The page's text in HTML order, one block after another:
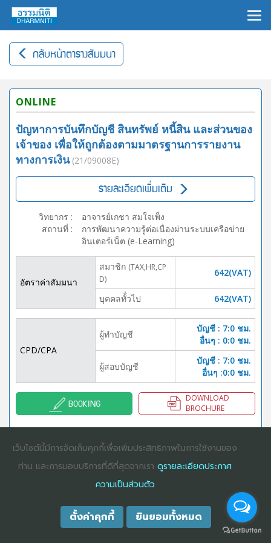
กลับหน้าตารางสัมมนา
ONLINE
ปัญหาการบันทึกบัญชี สินทรัพย์ หนี้สิน และส่วนของ
เจ้าของ เพื่อให้ถูกต้องตามมาตรฐานการรายงาน
ทางการเงิน (21/09008E)
รายละเอียดเพิ่มเติม
วิทยากร :
อาจารย์เกชา สมใจเพ็ง
สถานที่ :
การพัฒนาความรู้ต่อเนื่องผ่านระบบเครือข่าย
อินเตอร์เน็ต (e-Learning)
อัตราค่าสัมมนา
สมาชิก (TAX,HR,CP
D)
642(VAT)
บุคคลทั้่วไป 642(VAT)
CPD/CPA
ผู้ทำบัญชี
บัญชี : 7:0 ชม.
อื่นๆ : 0:0 ชม.
ผู้สอบบัญชี
บัญชี : 7:0 ชม.
อื่นๆ :0:0 ชม.
BOOKING
DOWNLOAD
BROCHURE
COPYRIGHT ©2025 DHARMNITI SEMINAR AND TRAINING CO., LTD
RIGHTS RESERVED. E-COMMERCIAL REGISTRATION 0105529026680
เว็บไซต์นี้มีการจัดเก็บคุกกี้เพื่อเพิ่มประสิทธิภาพในการใช้งานของ
ท่าน และการมอบบริการที่ดีที่สุดจากเรา ดูรายละเอียดประกาศ
ความเป็นส่วนตัว
ตั้งค่าคุกกี้ ยินยอมทั้งหมด
×